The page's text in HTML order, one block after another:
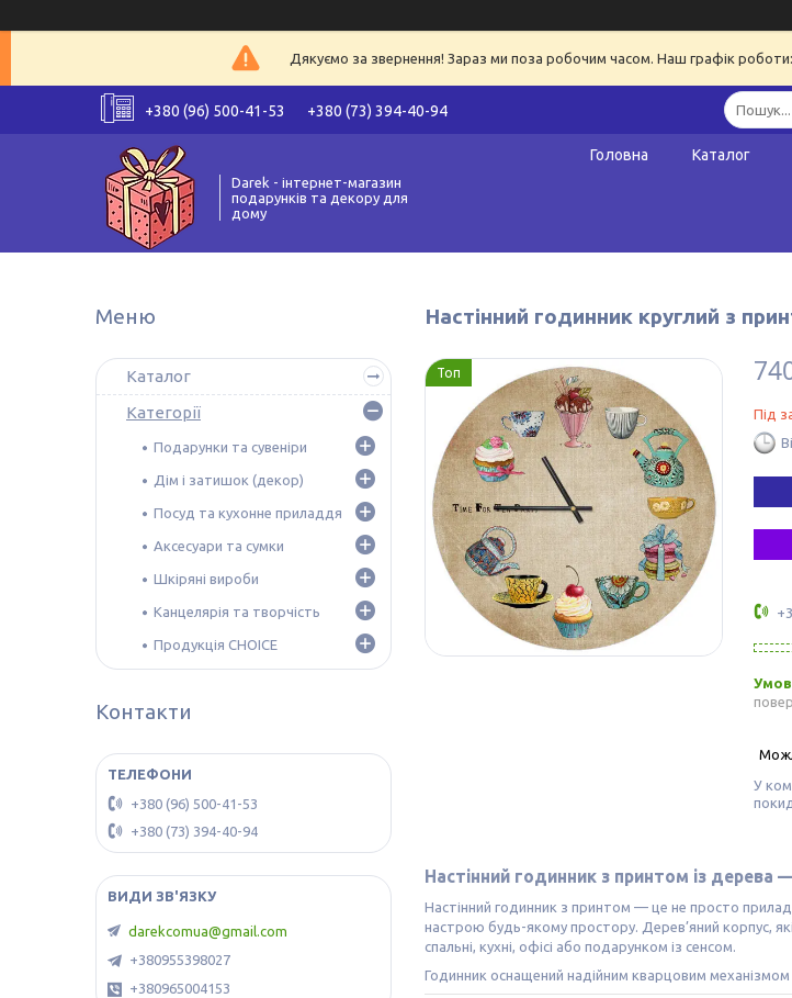
Дякуємо за звернення! Зараз ми поза робочим часом. Наш графік
+380 (96) 500-41-53 +380 (73) 394-40-94
Darek - інтернет-магазин
подарунків та декору для
дому
Головна Каталог
Настінний годинник круглий з
Топ
Під
У
Настінний годинник з принтом із дерева
Настінний годинник з принтом — це не просто
настрою будь-якому простору. Дерев’яний корпус,
спальні, кухні, офісі або подарунком із сенсом.
Годинник оснащений надійним кварцовим
Каталог
Категорії
Подарунки та сувеніри
Дім і затишок (декор)
Посуд та кухонне приладдя
Аксесуари та сумки
Шкіряні вироби
Канцелярія та творчість
Продукція CHOICE
Контакти
+380 (96) 500-41-53
+380 (73) 394-40-94
darekcomua@gmail.com
+380955398027
+380965004153